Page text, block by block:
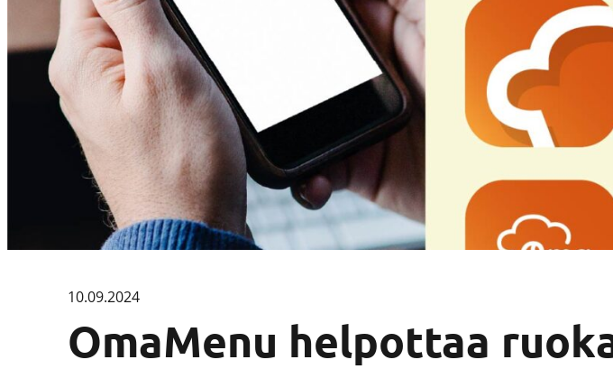
10.09.2024
OmaMenu helpottaa